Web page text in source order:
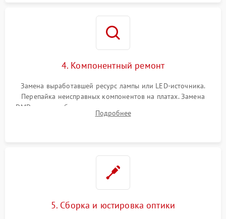
4. Компонентный ремонт
Замена выработавшей ресурс лампы или LED-источника.
Перепайка неисправных компонентов на платах. Замена
DMD-чипа при битых пикселях, установка нового цветового
колеса или восстановление сгоревших поляризационных
Подробнее
5. Сборка и юстировка оптики